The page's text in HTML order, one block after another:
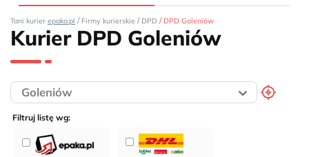
Tani kurier epaka.pl / Firmy kurierskie / DPD / DPD Goleniów
Kurier DPD Goleniów
Filtruj listę wg: